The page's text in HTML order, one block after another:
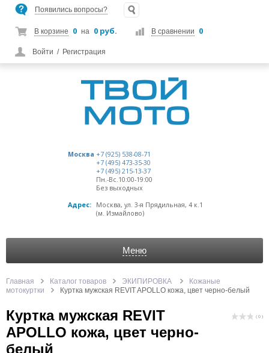
Появились вопросы?
В корзине 0 на 0 руб. В сравнении 0
Войти / Регистрация
Москва +7 (925) 538-08-71
+7 (495) 473-35-30
+7 (495) 215-13-37
Пн.-Вс.10:00-19:00
Без выходных
Адрес:
Москва, ул. 3-я Прядильная, 4 к.1
(м. Измайлово)
Меню
Главная Каталог товаров ЭКИПИРОВКА
Кожаные
мотокуртки
Куртка мужская REVIT APOLLO кожа, цвет черно-белый
Куртка мужская REVIT
APOLLO кожа, цвет черно-
белый
( 0 )